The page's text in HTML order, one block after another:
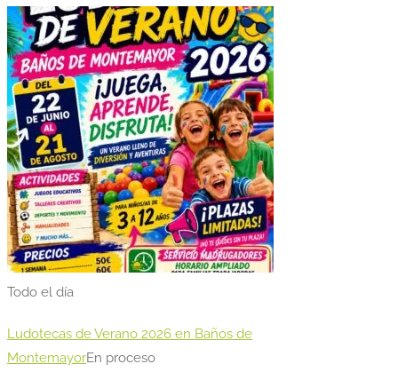
Todo el día
Ludotecas de Verano 2026 en Baños de
MontemayorEn proceso